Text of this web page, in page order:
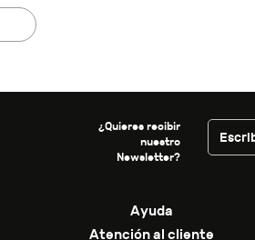
¿Quieres recibir
nuestro
Newsletter?
Ayuda
Atención al cliente